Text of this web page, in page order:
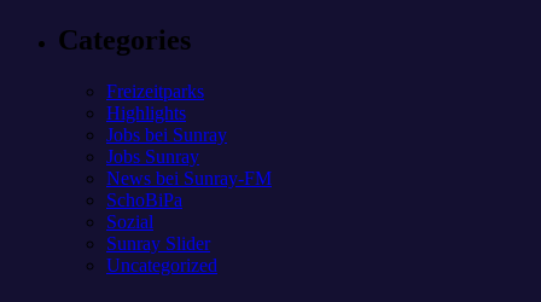
Categories
Freizeitparks
Highlights
Jobs bei Sunray
Jobs Sunray
News bei Sunray-FM
SchoBiPa
Sozial
Sunray Slider
Uncategorized